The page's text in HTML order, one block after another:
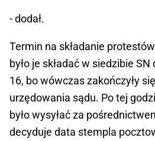
- dodał.
Termin na składanie
było je składać w siedzibie
16, bo wówczas zakończyły
urzędowania sądu. Po tej
było wysyłać za
decyduje data stempla